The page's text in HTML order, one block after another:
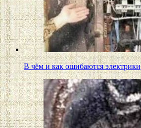
В чём и как ошибаются электрики